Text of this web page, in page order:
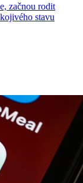
začnou rodit
stavu